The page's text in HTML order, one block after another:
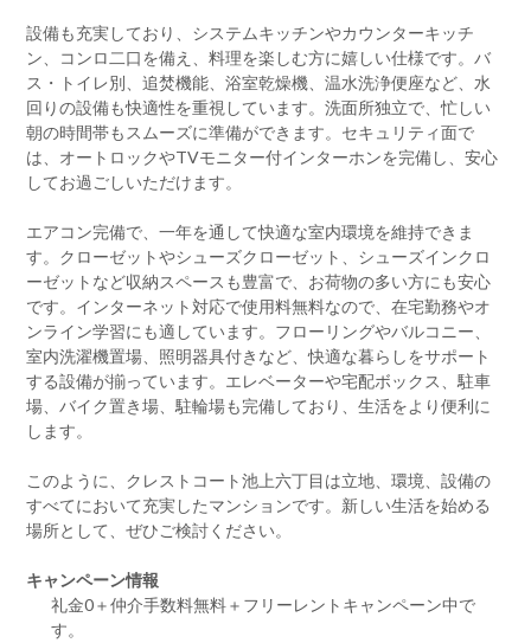
設備も充実しており、システムキッチンやカウンターキッチ
ン、コンロ二口を備え、料理を楽しむ方に嬉しい仕様です。バ
ス・トイレ別、追焚機能、浴室乾燥機、温水洗浄便座など、水
回りの設備も快適性を重視しています。洗面所独立で、忙しい
朝の時間帯もスムーズに準備ができます。セキュリティ面で
は、オートロックやTVモニター付インターホンを完備し、安心
してお過ごしいただけます。
エアコン完備で、一年を通して快適な室内環境を維持できま
す。クローゼットやシューズクローゼット、シューズインクロ
ーゼットなど収納スペースも豊富で、お荷物の多い方にも安心
です。インターネット対応で使用料無料なので、在宅勤務やオ
ンライン学習にも適しています。フローリングやバルコニー、
室内洗濯機置場、照明器具付きなど、快適な暮らしをサポート
する設備が揃っています。エレベーターや宅配ボックス、駐車
場、バイク置き場、駐輪場も完備しており、生活をより便利に
します。
このように、クレストコート池上六丁目は立地、環境、設備の
すべてにおいて充実したマンションです。新しい生活を始める
場所として、ぜひご検討ください。
キャンペーン情報
礼金0＋仲介手数料無料＋ フリーレント キャンペーン中で
す。